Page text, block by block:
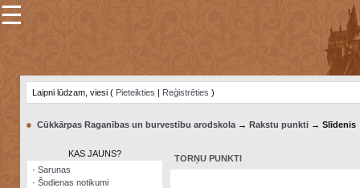
×
Šodienas
notikumi
☰
Laipni lūdzam, viesi ( Pieteikties | Reģistrēties )
● Cūkkārpas Raganības un burvestību arodskola→ Rakstu punkti→ Slīdenis
KAS JAUNS?
· Sarunas
· Šodienas notikumi
TORŅU PUNKTI